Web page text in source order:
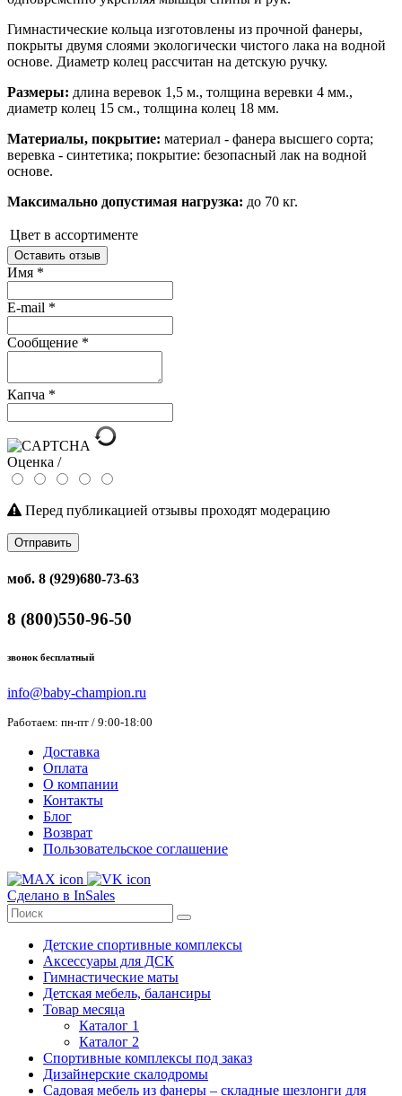
Гимнастические кольца изготовлены из прочной фанеры,
покрыты двумя слоями экологически чистого лака на водной
основе. Диаметр колец рассчитан на детскую ручку.
Размеры: длина веревок 1,5 м., толщина веревки 4 мм.,
диаметр колец 15 см., толщина колец 18 мм.
Материалы, покрытие: материал - фанера высшего сорта;
веревка - синтетика; покрытие: безопасный лак на водной
основе.
Максимально допустимая нагрузка: до 70 кг.
Цвет в ассортименте
Оставить отзыв
Имя *
E-mail *
Сообщение *
Капча *
Оценка /
Перед публикацией отзывы проходят модерацию
Отправить
моб. 8 (929)680-73-63
8 (800)550-96-50
звонок бесплатный
info@baby-champion.ru
Работаем: пн-пт / 9:00-18:00
Доставка
Оплата
О компании
Контакты
Блог
Возврат
Пользовательское соглашение
Сделано в InSales
Детские спортивные комплексы
Аксессуары для ДСК
Гимнастические маты
Детская мебель, балансиры
Товар месяца
Каталог 1
Каталог 2
Спортивные комплексы под заказ
Дизайнерские скалодромы
Садовая мебель из фанеры – складные шезлонги для